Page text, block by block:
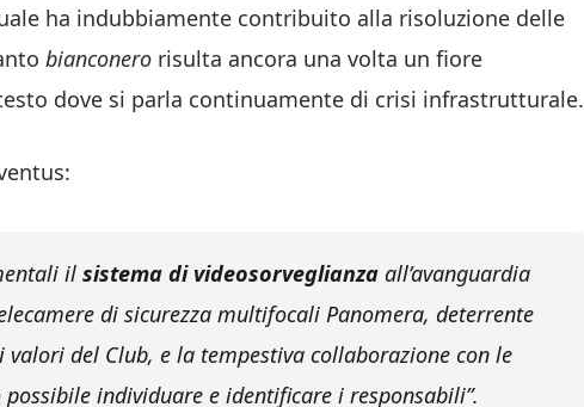
ha indubbiamente contribuito alla risoluzione delle
bianconero risulta ancora una volta un fiore
dove si parla continuamente di crisi infrastrutturale.
il sistema di videosorveglianza all’avanguardia
di sicurezza multifocali Panomera, deterrente
del Club, e la tempestiva collaborazione con le
individuare e identificare i responsabili”.